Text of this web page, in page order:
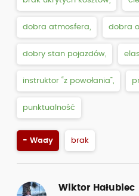
dobra atmosfera, dobra
dobry stan pojazdów,
instruktor “z powołania”,
punktualność
- Wady brak
Wiktor Hałubiec